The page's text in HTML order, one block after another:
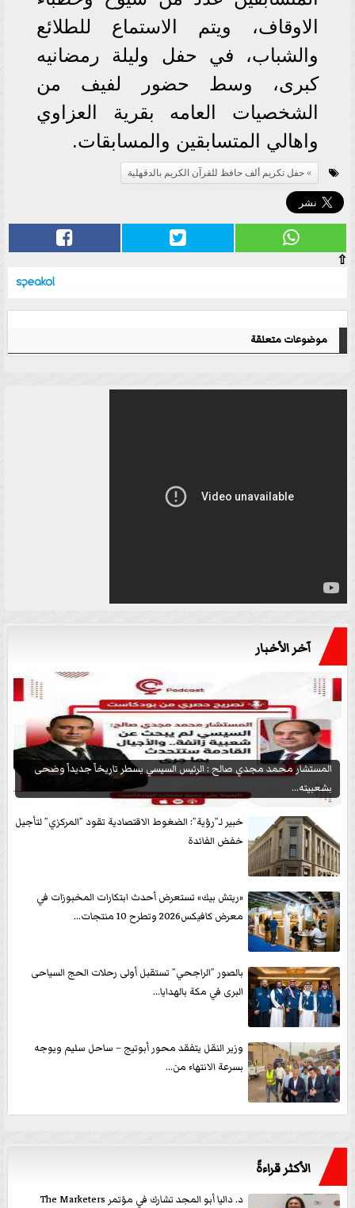
الاوقاف، ويتم الاستماع للطلائع
والشباب، في حفل وليلة رمضانيه
كبرى، وسط حضور لفيف من
الشخصيات العامه بقرية العزاوي
واهالي المتسابقين والمسابقات.
حفل تكريم ألف حافظ للقرآن الكريم بالدقهلية
⇧
موضوعات متعلقة
آخر الأخبار
المستشار محمد مجدي صالح : الرئيس السيسي يسطر تاريخاً جديداً وضحى
بشعبيته...
خبير لـ”رؤية”: الضغوط الاقتصادية تقود ”المركزي” لتأجيل
خفض الفائدة
«ريتش بيك» تستعرض أحدث ابتكارات المخبوزات في
معرض كافيكس2026 وتطرح 10 منتجات...
بالصور ”الراجحي” تستقبل أولى رحلات الحج السياحى
البرى في مكة بالهدايا...
وزير النقل يتفقد محور أبوتيج – ساحل سليم ويوجه
بسرعة الانتهاء من...
الأكثر قراءةً
د. داليا أبو المجد تشارك في مؤتمر The Marketers